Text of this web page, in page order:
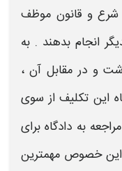
شرع و قانون موظف
انجام بدهند . به
و در مقابل آن ،
این تکلیف از سوی
به دادگاه برای
این خصوص مهمترین